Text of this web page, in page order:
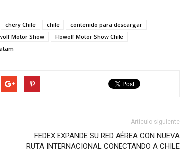
chery Chile chile
contenido para descargar
Motor Show
Flowolf Motor Show Chile
Artículo siguiente
FEDEX EXPANDE SU RED AÉREA CON NUEVA
RUTA INTERNACIONAL CONECTANDO A CHILE